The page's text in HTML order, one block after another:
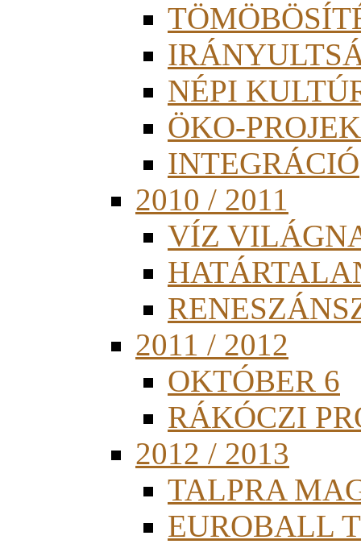
NÉPI
ÖKO-
INTEGRÁCIÓ
2010 / 2011
VÍZ
2011 / 2012
OKTÓBER 6
RÁKÓCZI
2012 / 2013
TALPRA
EUROBALL